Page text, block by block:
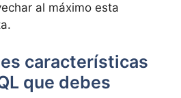
al máximo esta
características
que debes